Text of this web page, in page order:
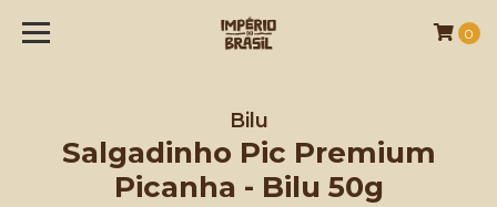
0
Bilu
Salgadinho Pic Premium
Picanha - Bilu 50g